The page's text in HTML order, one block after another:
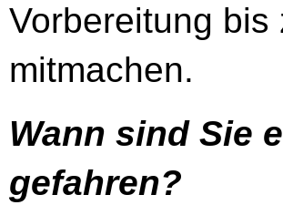
Vorbereitung
mitmachen.
Wann sind Sie
gefahren?